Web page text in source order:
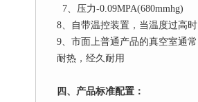
7、压力-0.09MPA(680mmhg)
8、自带温控装置，当温度过高
9、市面上普通产品的真空室通
耐热，经久耐用
四 、 产品标准配置：